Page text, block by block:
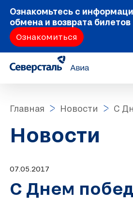
Ознакомьтесь с
обмена и возврата билетов
Ознакомиться
Главная Новости C
Новости
07.05.2017
C Днем